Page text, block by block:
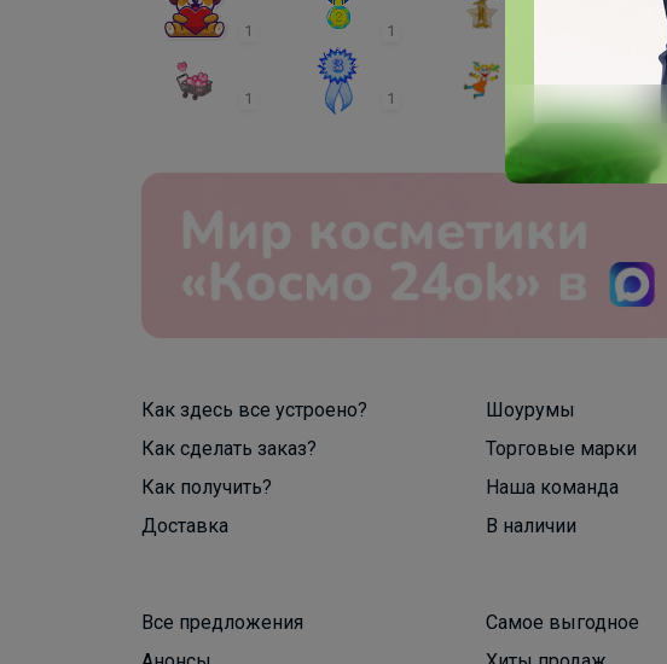
1 1
1 1
Как здесь все устроено?
Как сделать заказ?
Как получить?
Доставка
Шоурумы
Торговые марки
Наша команда
В наличии
Все предложения
Самое выгодное
Селена